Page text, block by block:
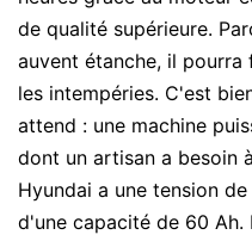
de qualité supérieure.
auvent étanche, il
les intempéries. C'est
attend : une machine
dont un artisan a besoin
Hyundai a une tension
d'une capacité de 60 Ah.